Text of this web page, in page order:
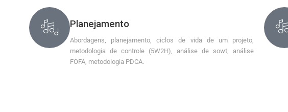
Planejamento
Abordagens, planejamento, ciclos de vida de um projeto,
metodologia de controle (5W2H), análise de sowt, análise
FOFA, metodologia PDCA.